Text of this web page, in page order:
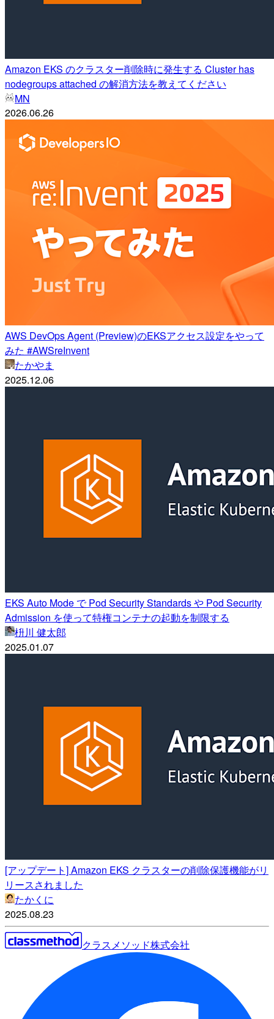
Amazon EKS のクラスター削除時に発生する Cluster has
nodegroups attached の解消方法を教えてください
MN
2026.06.26
AWS DevOps Agent (Preview)のEKSアクセス設定をやって
みた #AWSreInvent
たかやま
2025.12.06
EKS Auto Mode で Pod Security Standards や Pod Security
Admission を使って特権コンテナの起動を制限する
枡川 健太郎
2025.01.07
[アップデート] Amazon EKS クラスターの削除保護機能がリ
リースされました
たかくに
2025.08.23
クラスメソッド株式会社